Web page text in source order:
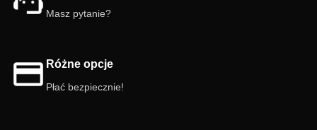
Masz pytanie?
Różne opcje
Płać bezpiecznie!